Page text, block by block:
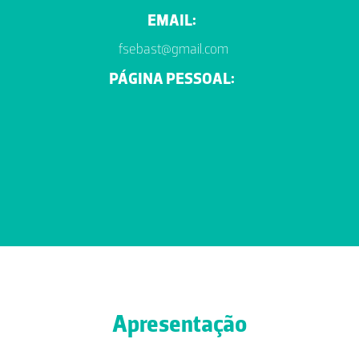
EMAIL:
fsebast@gmail.com
PÁGINA PESSOAL:
Apresentação